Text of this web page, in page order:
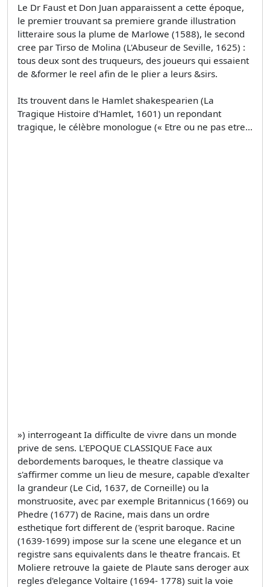
Le Dr Faust et Don Juan apparaissent a cette époque,
le premier trouvant sa premiere grande illustration
litteraire sous la plume de Marlowe (1588), le second
cree par Tirso de Molina (L'Abuseur de Seville, 1625) :
tous deux sont des truqueurs, des joueurs qui essaient
de &former le reel afin de le plier a leurs &sirs.
Its trouvent dans le Hamlet shakespearien (La
Tragique Histoire d'Hamlet, 1601) un repondant
tragique, le célèbre monologue (« Etre ou ne pas etre...
») interrogeant Ia difficulte de vivre dans un monde
prive de sens. L'EPOQUE CLASSIQUE Face aux
debordements baroques, le theatre classique va
s'affirmer comme un lieu de mesure, capable d'exalter
la grandeur (Le Cid, 1637, de Corneille) ou la
monstruosite, avec par exemple Britannicus (1669) ou
Phedre (1677) de Racine, mais dans un ordre
esthetique fort different de ('esprit baroque. Racine
(1639-1699) impose sur la scene une elegance et un
registre sans equivalents dans le theatre francais. Et
Moliere retrouve la gaiete de Plaute sans deroger aux
regles d'elegance Voltaire (1694- 1778) suit la voie